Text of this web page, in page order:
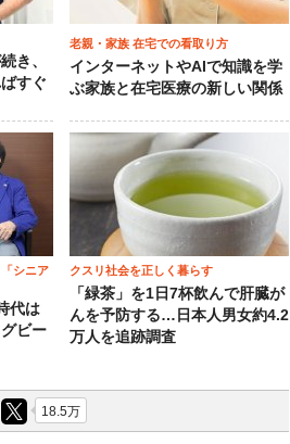
き、
すぐ
老親・家族 在宅での看取り方
インターネットやAIで知識を学
ぶ家族と在宅医療の新しい関係
シニア
代は
ビー
クスリ社会を正しく暮らす
「緑茶」を1日7杯飲んで肝臓が
んを予防する…日本人男女約4.2
万人を追跡調査
18.5万